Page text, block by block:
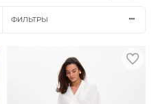
ФИЛЬТРЫ